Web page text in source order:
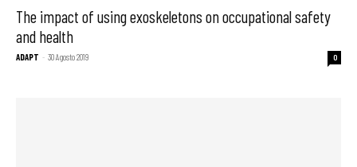
The impact of using exoskeletons on occupational safety
and health
ADAPT - 30 Agosto 2019 0